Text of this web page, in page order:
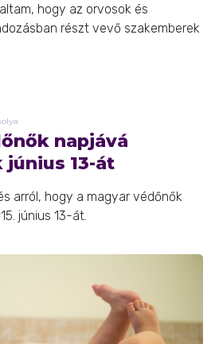
hogy az orvosok és
részt vevő szakemberek
napjává
13-át
arról, hogy a magyar védőnők
június 13-át.